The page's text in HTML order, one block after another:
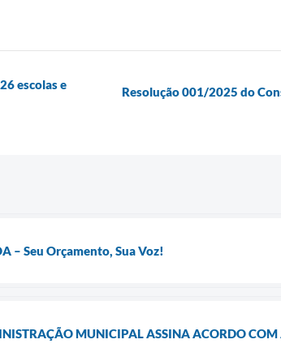
escolas e
Resolução 001/2025 do
– Seu Orçamento, Sua Voz!
MUNICIPAL ASSINA ACORDO COM